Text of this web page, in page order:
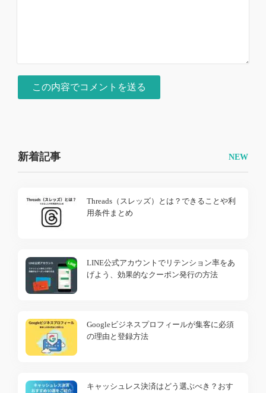
新着記事
Threads（スレッズ）とは？できることや利
用条件まとめ
LINE公式アカウントでリテンション率をあ
げよう、効果的なクーポン発行の方法
Googleビジネスプロフィールが集客に必須
の理由と登録方法
キャッシュレス決済はどう選ぶべき？おす